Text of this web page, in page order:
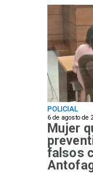
POLICIAL
6 de agosto de
Mujer
falsos